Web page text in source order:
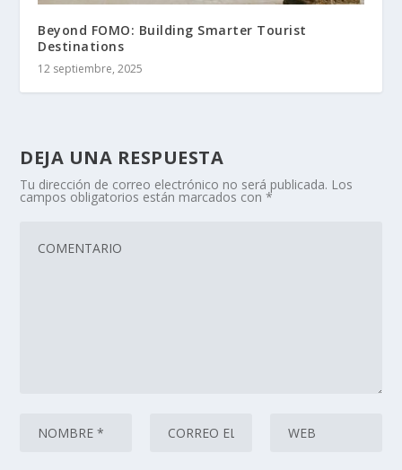
Beyond FOMO: Building Smarter Tourist
Destinations
12 septiembre, 2025
DEJA UNA RESPUESTA
Tu dirección de correo electrónico no será publicada. Los
campos obligatorios están marcados con*